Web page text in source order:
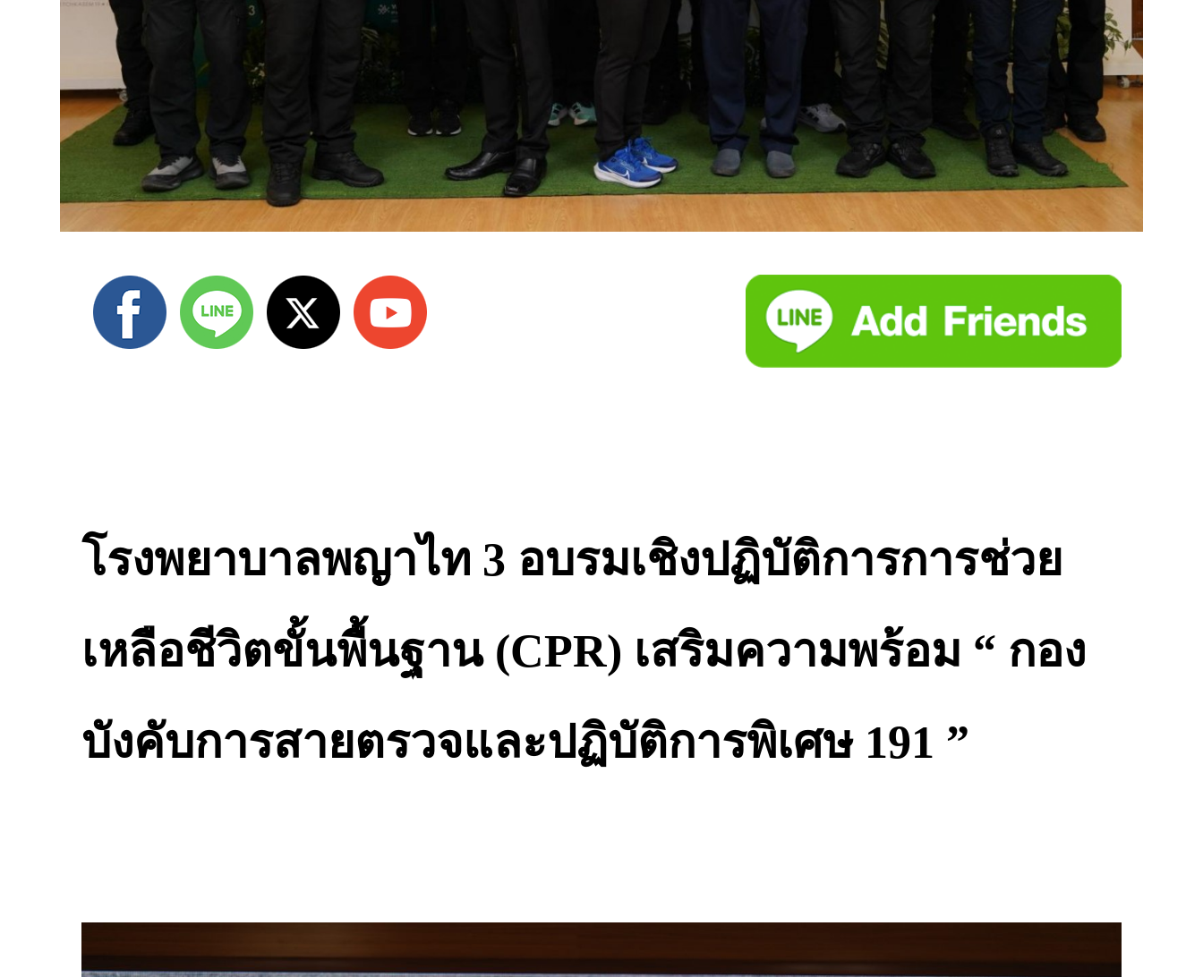
โรงพยาบาลพญาไท 3 อบรมเชิงปฏิบัติการการช่วย
เหลือชีวิตขั้นพื้นฐาน (CPR) เสริมความพร้อม “ กอง
บังคับการสายตรวจและปฏิบัติการพิเศษ 191 ”